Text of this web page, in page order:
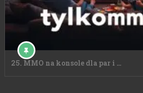
25. MMO na konsole dla par i …